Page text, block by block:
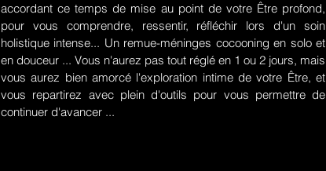
accordant ce temps de mise au point de votre Être profond,
pour vous comprendre, ressentir, réfléchir lors d'un soin
holistique intense... Un remue-méninges cocooning en solo et
en douceur ... Vous n'aurez pas tout réglé en 1 ou 2 jours, mais
vous aurez bien amorcé l'exploration intime de votre Être, et
vous repartirez avec plein d'outils pour vous permettre de
continuer d'avancer ...